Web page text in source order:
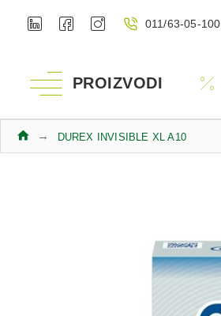
011/63-05-100
PROIZVODI
DUREX INVISIBLE XL A10